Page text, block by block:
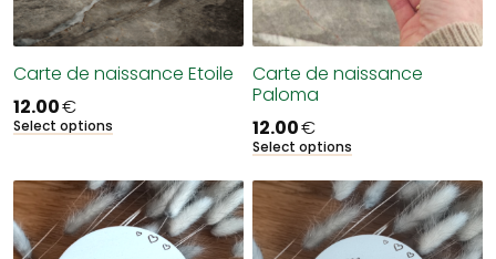
Carte de naissance Etoile
12.00€
Select options
Carte de naissance
Paloma
12.00€
Select options